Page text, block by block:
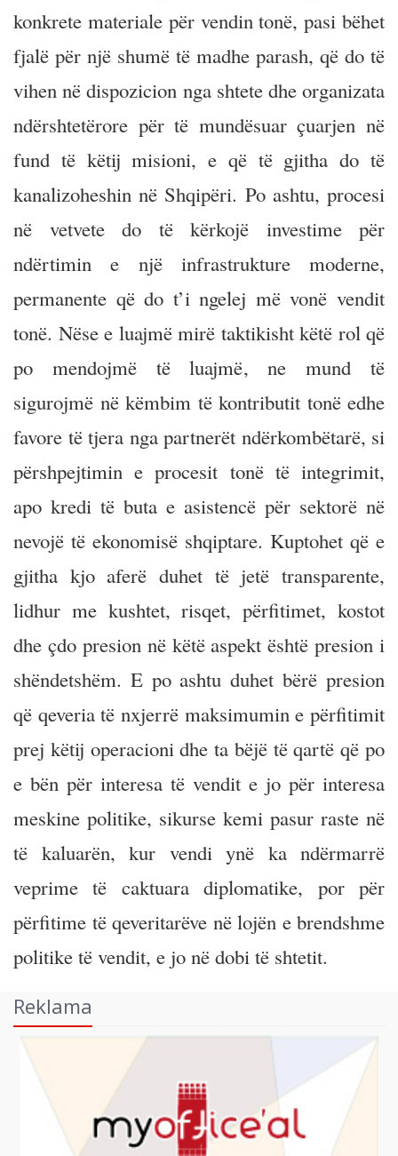
konkrete materiale për vendin tonë, pasi bëhet
fjalë për një shumë të madhe parash, që do të
vihen në dispozicion nga shtete dhe organizata
ndërshtetërore për të mundësuar çuarjen në
fund të këtij misioni, e që të gjitha do të
kanalizoheshin në Shqipëri. Po ashtu, procesi
në vetvete do të kërkojë investime për
ndërtimin e një infrastrukture moderne,
permanente që do t’i ngelej më vonë vendit
tonë. Nëse e luajmë mirë taktikisht këtë rol që
po mendojmë të luajmë, ne mund të
sigurojmë në këmbim të kontributit tonë edhe
favore të tjera nga partnerët ndërkombëtarë, si
përshpejtimin e procesit tonë të integrimit,
apo kredi të buta e asistencë për sektorë në
nevojë të ekonomisë shqiptare. Kuptohet që e
gjitha kjo aferë duhet të jetë transparente,
lidhur me kushtet, risqet, përfitimet, kostot
dhe çdo presion në këtë aspekt është presion i
shëndetshëm. E po ashtu duhet bërë presion
që qeveria të nxjerrë maksimumin e përfitimit
prej këtij operacioni dhe ta bëjë të qartë që po
e bën për interesa të vendit e jo për interesa
meskine politike, sikurse kemi pasur raste në
të kaluarën, kur vendi ynë ka ndërmarrë
veprime të caktuara diplomatike, por për
përfitime të qeveritarëve në lojën e brendshme
politike të vendit, e jo në dobi të shtetit.
Reklama